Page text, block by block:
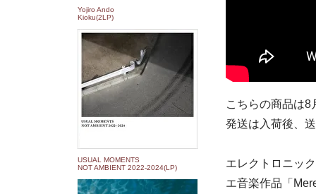
Yojiro Ando
Kioku(2LP)
USUAL MOMENTS
NOT AMBIENT 2022​-​2024(LP)
こちらの商品は8
発送は入荷後、
エレクトロニッ
エ音楽作品「